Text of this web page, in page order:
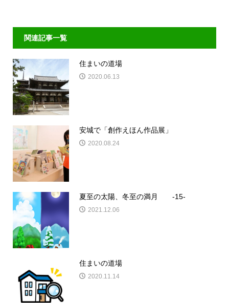
関連記事一覧
住まいの道場
2020.06.13
安城で「創作えほん作品展」
2020.08.24
夏至の太陽、冬至の満月 -15-
2021.12.06
住まいの道場
2020.11.14